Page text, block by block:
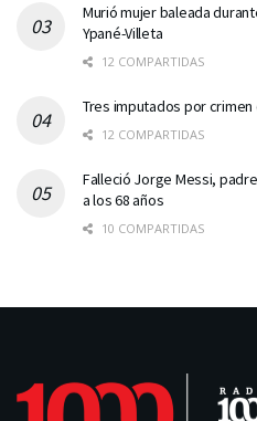
Murió mujer baleada
Ypané-Villeta
12 COMPARTIDAS
Tres imputados por
12 COMPARTIDAS
Falleció Jorge Messi,
a los 68 años
10 COMPARTIDAS